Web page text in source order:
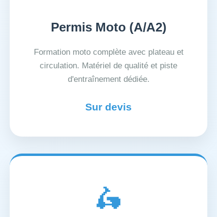
Permis Moto (A/A2)
Formation moto complète avec plateau et
circulation. Matériel de qualité et piste
d'entraînement dédiée.
Sur devis
🛵